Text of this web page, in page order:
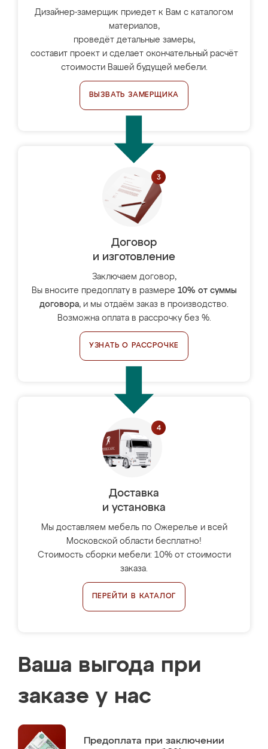
Дизайнер-замерщик приедет к Вам с каталогом
материалов,
проведёт детальные замеры,
составит проект и сделает окончательный расчёт
стоимости Вашей будущей мебели.
ВЫЗВАТЬ ЗАМЕРЩИКА
Договор
и изготовление
Заключаем договор,
Вы вносите предоплату в размере 10% от суммы
договора, и мы отдаём заказ в производство.
Возможна оплата в рассрочку без %.
УЗНАТЬ О РАССРОЧКЕ
Доставка
и установка
Мы доставляем мебель по Ожерелье и всей
Московской области бесплатно!
Стоимость сборки мебели: 10% от стоимости
заказа.
ПЕРЕЙТИ В КАТАЛОГ
Ваша выгода при
заказе у нас
Предоплата при заключении